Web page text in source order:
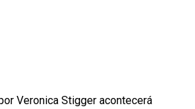
Veronica Stigger acontecerá